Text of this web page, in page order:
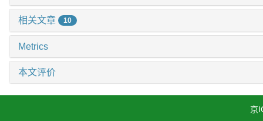
相关文章 10
Metrics
本文评价
京